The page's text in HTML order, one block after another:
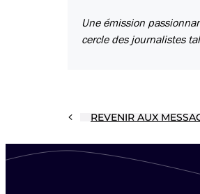
Une émission
cercle des journalistes
REVENIR AUX